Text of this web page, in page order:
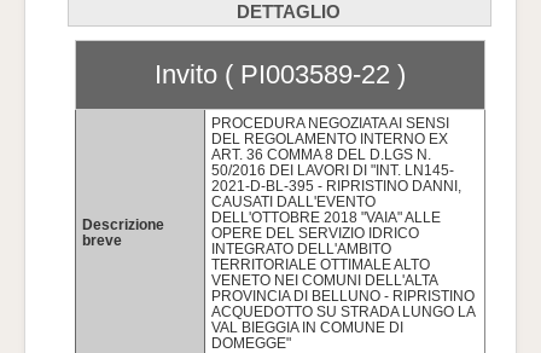
DETTAGLIO
Invito ( PI003589-22 )
Descrizione
breve
PROCEDURA NEGOZIATA AI SENSI
DEL REGOLAMENTO INTERNO EX
ART. 36 COMMA 8 DEL D.LGS N.
50/2016 DEI LAVORI DI "INT. LN145-
2021-D-BL-395 - RIPRISTINO DANNI,
CAUSATI DALL'EVENTO
DELL'OTTOBRE 2018 "VAIA" ALLE
OPERE DEL SERVIZIO IDRICO
INTEGRATO DELL'AMBITO
TERRITORIALE OTTIMALE ALTO
VENETO NEI COMUNI DELL'ALTA
PROVINCIA DI BELLUNO - RIPRISTINO
ACQUEDOTTO SU STRADA LUNGO LA
VAL BIEGGIA IN COMUNE DI
DOMEGGE"